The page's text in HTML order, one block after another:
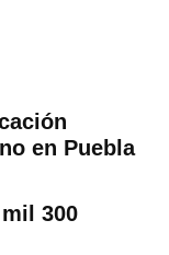
en Puebla
300